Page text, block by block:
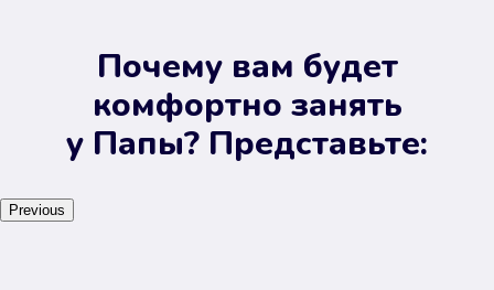
Почему вам будет
комфортно занять
у Папы? Представьте:
Previous